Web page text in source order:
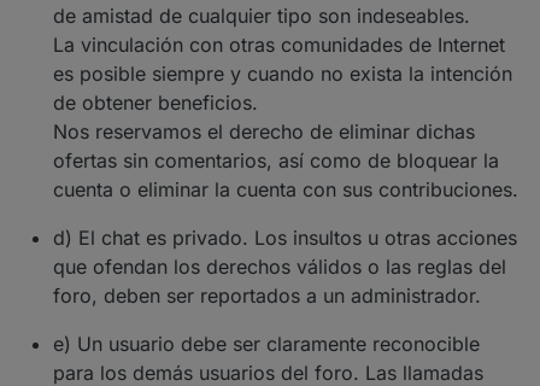
de amistad de cualquier tipo son indeseables.
La vinculación con otras comunidades de Internet
es posible siempre y cuando no exista la intención
de obtener beneficios.
Nos reservamos el derecho de eliminar dichas
ofertas sin comentarios, así como de bloquear la
cuenta o eliminar la cuenta con sus contribuciones.
d) El chat es privado. Los insultos u otras acciones
que ofendan los derechos válidos o las reglas del
foro, deben ser reportados a un administrador.
e) Un usuario debe ser claramente reconocible
para los demás usuarios del foro. Las llamadas